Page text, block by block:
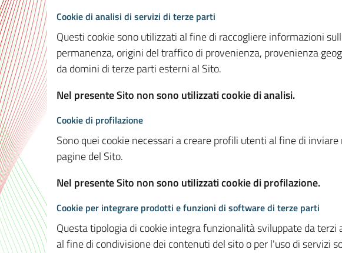
Cookie di analisi di servizi di terze parti
Questi cookie sono utilizzati al fine di raccogliere informazioni
permanenza, origini del traffico di provenienza, provenienza
da domini di terze parti esterni al Sito.
Nel presente Sito non sono utilizzati cookie di analisi.
Cookie di profilazione
Sono quei cookie necessari a creare profili utenti al fine di
pagine del Sito.
Nel presente Sito non sono utilizzati cookie di profilazione.
Cookie per integrare prodotti e funzioni di software di terze parti
Questa tipologia di cookie integra funzionalità sviluppate da
al fine di condivisione dei contenuti del sito o per l'uso di